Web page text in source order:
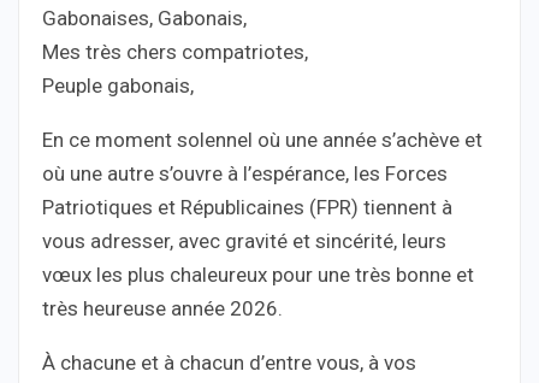
Gabonaises, Gabonais,
Mes très chers compatriotes,
Peuple gabonais,
En ce moment solennel où une année s’achève et
où une autre s’ouvre à l’espérance, les Forces
Patriotiques et Républicaines (FPR) tiennent à
vous adresser, avec gravité et sincérité, leurs
vœux les plus chaleureux pour une très bonne et
très heureuse année 2026.
À chacune et à chacun d’entre vous, à vos